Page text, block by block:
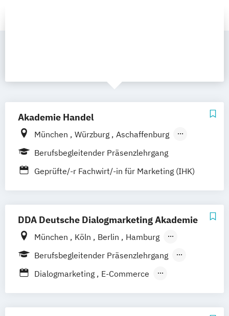
Akademie Handel
München Würzburg
Aschaffenburg
Coburg
Nürnberg
Berufsbegleitender Präsenzlehrgang
Geprüfte/-r Fachwirt/-in für Marketing (IHK)
DDA Deutsche Dialogmarketing Akademie
München Köln Berlin
Hamburg
Frankfurt a.M.
Stuttgart
Berufsbegleitender Präsenzlehrgang
Fernlehrgang
Dialogmarketing
E-Commerce